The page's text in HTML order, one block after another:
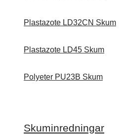
Plastazote LD32CN Skum
Plastazote LD45 Skum
Polyeter PU23B Skum
Skuminredningar